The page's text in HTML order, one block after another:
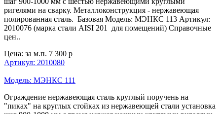
ригелями на сварку. Металлоконструкция - нержавеющая
полированная сталь. Базовая Модель: МЭНКС 113 Артикул:
2010076 (марка стали AISI 201 для помещений) Справочные
цен..
Цена: за м.п. 7 300 р
Артикул: 2010080
Модель: МЭНКС 111
Ограждение нержавеющая сталь круглый поручень на
"пиках" на круглых стойках из нержавеющей стали установка